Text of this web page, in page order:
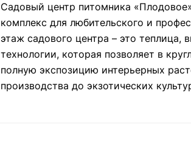
Садовый центр питомника
комплекс для любительского и
этаж садового центра – это теплица,
технологии, которая позволяет в
полную экспозицию интерьерных
производства до экзотических